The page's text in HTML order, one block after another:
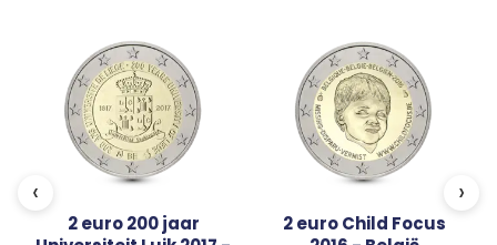
‹
2 euro 200 jaar
2 euro Child Focus
›